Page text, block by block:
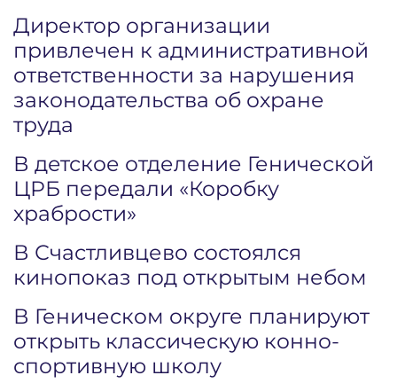
Директор организации
привлечен к административной
ответственности за нарушения
законодательства об охране
труда
В детское отделение Генической
ЦРБ передали «Коробку
храбрости»
В Счастливцево состоялся
кинопоказ под открытым небом
В Геническом округе планируют
открыть классическую конно-
спортивную школу